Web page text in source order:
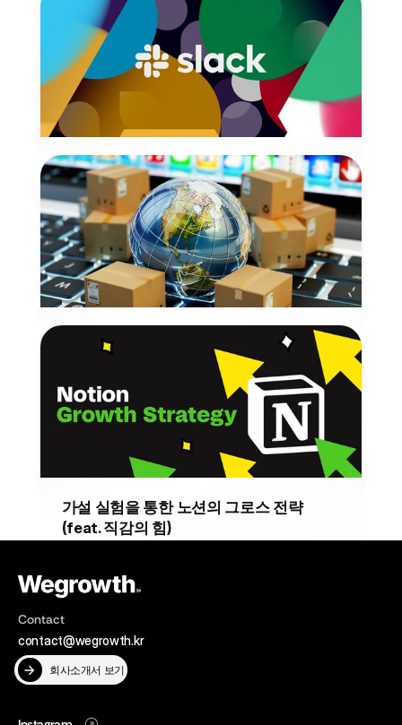
스스로 팔리는 세일즈 퍼널: 슬랙(Slack)
슬랙은 제품 자체가 성장의 엔진이 되는 Product-Led
Growth 전략을 기반으로 AARRR 퍼널의 각 단계를 데이터
기반으로 최적화했습니다.
MARKETING 2026년 1월 9일
포화된 국내 이커머스의 해답, 왜 글로벌
포화된 국내 시장을 넘어 미국, 일본, 대만, 동남아 시장을 데
이터로 정교하게 검증하여 접근하는 것이 글로벌 마케팅의
성공적인 시작점입니다.
가설 실험을 통한 노션의 그로스 전략
(feat. 직감의 힘)
을 만드는 과정입니다.
Contact
contact@wegrowth.kr
회사소개서 보기